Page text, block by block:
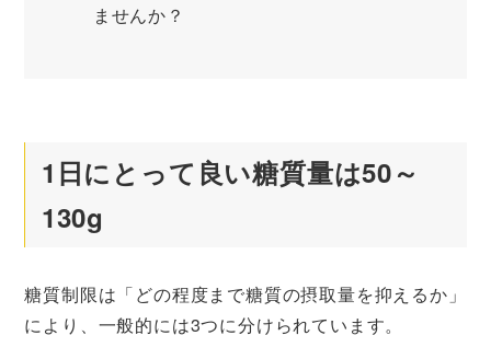
ませんか？
1日にとって良い糖質量は50～
130g
糖質制限は「どの程度まで糖質の摂取量を抑えるか」
により、一般的には3つに分けられています。